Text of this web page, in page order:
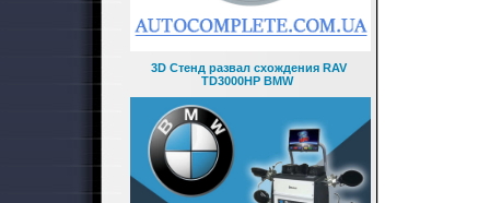
3D Стенд развал схождения RAV
TD3000HP BMW